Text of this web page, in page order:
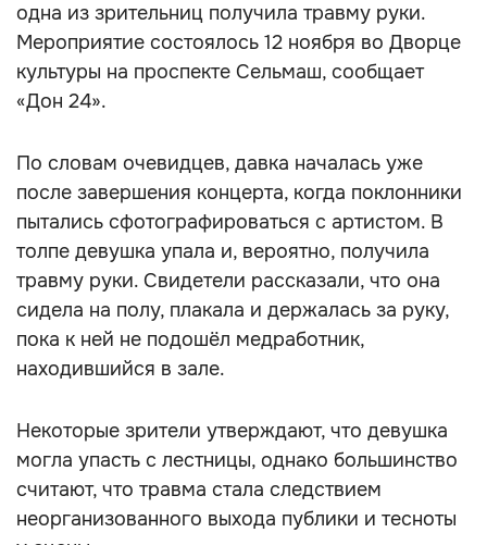
одна из зрительниц получила травму руки.
Мероприятие состоялось 12 ноября во Дворце
культуры на проспекте Сельмаш, сообщает
«Дон 24».
По словам очевидцев, давка началась уже
после завершения концерта, когда поклонники
пытались сфотографироваться с артистом. В
толпе девушка упала и, вероятно, получила
травму руки. Свидетели рассказали, что она
сидела на полу, плакала и держалась за руку,
пока к ней не подошёл медработник,
находившийся в зале.
Некоторые зрители утверждают, что девушка
могла упасть с лестницы, однако большинство
считают, что травма стала следствием
неорганизованного выхода публики и тесноты